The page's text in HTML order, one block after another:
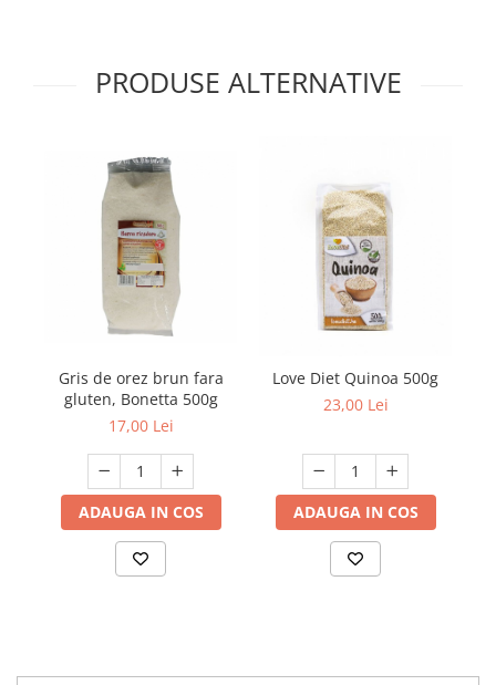
PRODUSE ALTERNATIVE
Gris de orez brun fara
gluten, Bonetta 500g
17,00 Lei
ADAUGA IN COS
Love Diet Quinoa 500g
23,00 Lei
ADAUGA IN COS